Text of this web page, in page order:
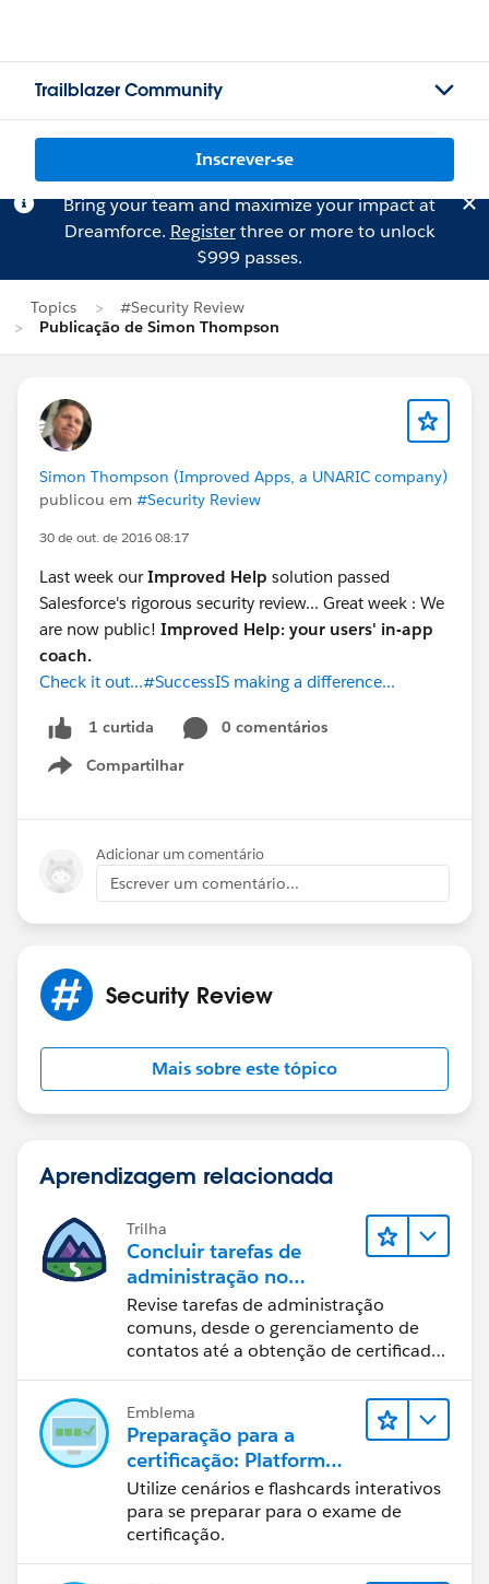
Trailblazer Community
Inscrever-se
Bring your team and maximize your impact at
Dreamforce. Registerthree or more to unlock
$999 passes.
Topics
#Security Review
Publicação de Simon Thompson
Simon Thompson (Improved Apps, a UNARIC company)
publicou em #Security Review
30 de out. de 2016 08:17
Last week ourImproved Help solution passed
Salesforce's rigorous security review... Great week : We
are now public! Improved Help: your users' in-app
coach.
Check it out...#SuccessIS making a difference...
1 curtida
0 comentários
Compartilhar
Show menu
Adicionar um comentário
Escrever um comentário...
Security Review
Mais sobre este tópico
Aprendizagem relacionada
Trilha
Concluir tarefas de
administração no
Marketing Cloud
Engagement
Revise tarefas de administração
comuns, desde o gerenciamento de
contatos até a obtenção de certificados
Emblema
Preparação para a
certificação: Platform
Developer: Teste,
depuração e
implantação
Utilize cenários e flashcards interativos
para se preparar para o exame de
certificação.